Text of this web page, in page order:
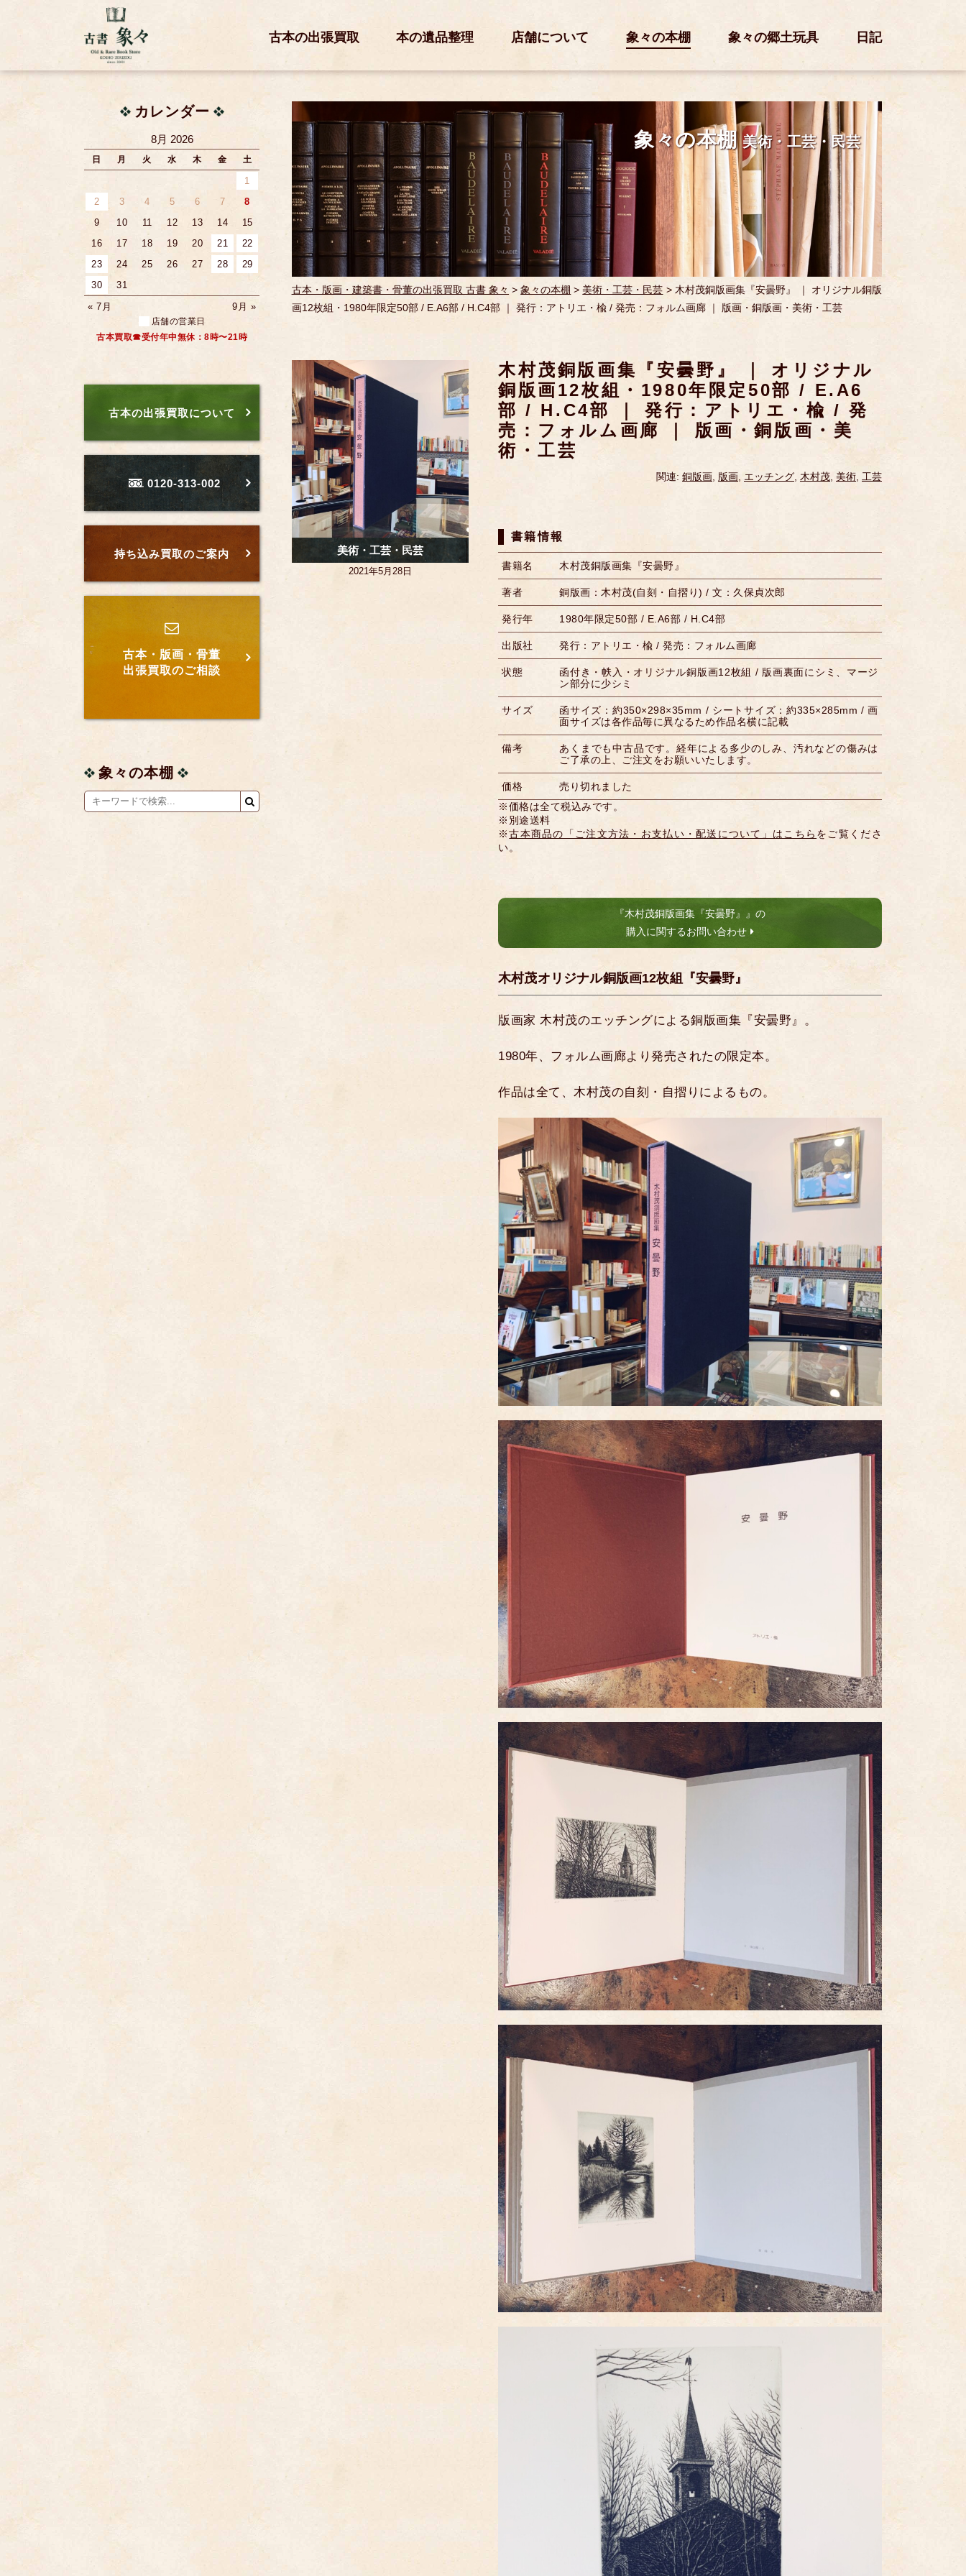
古本の出張買取 本の遺品整理 店舗について 象々の本棚 象々の郷土玩具 日記
象々の本棚美術・工芸・民芸
古本・版画・建築書・骨董の出張買取 古書 象々 >象々の本棚 >美術・工芸・民芸 > 木村茂銅版画集『安曇野』 ｜ オリジナル銅版
画12枚組・1980年限定50部 / E.A6部 / H.C4部 ｜ 発行：アトリエ・楡 / 発売：フォルム画廊 ｜ 版画・銅版画・美術・工芸
木村茂銅版画集『安曇野』 ｜ オリジナル
銅版画12枚組・1980年限定50部 / E.A6
部 / H.C4部 ｜ 発行：アトリエ・楡 / 発
売：フォルム画廊 ｜ 版画・銅版画・美
術・工芸
関連: 銅版画, 版画, エッチング, 木村茂, 美術, 工芸
書籍情報
書籍名 木村茂銅版画集『安曇野』
著者 銅版画：木村茂(自刻・自摺り) / 文：久保貞次郎
発行年 1980年限定50部 / E.A6部 / H.C4部
出版社 発行：アトリエ・楡 / 発売：フォルム画廊
状態
函付き・帙入・オリジナル銅版画12枚組 / 版画裏面にシミ、マージ
ン部分に少シミ
サイズ
函サイズ：約350×298×35mm / シートサイズ：約335×285mm / 画
面サイズは各作品毎に異なるため作品名横に記載
備考
あくまでも中古品です。経年による多少のしみ、汚れなどの傷みは
ご了承の上、ご注文をお願いいたします。
価格
売り切れました
※価格は全て税込みです。
※別途送料
※古本商品の「ご注文方法・お支払い・配送について」はこちら をご覧くださ
い。
『木村茂銅版画集『安曇野』』の
購入に関するお問い合わせ
木村茂オリジナル銅版画12枚組『安曇野』
版画家 木村茂のエッチングによる銅版画集『安曇野』。
1980年、フォルム画廊より発売されたの限定本。
作品は全て、木村茂の自刻・自摺りによるもの。
美術・工芸・民芸
2021年5月28日
カレンダー
8月 2026
日 月 火 水 木 金 土
1
2
3 4 5 6 7
8
9
10 11 12 13 14
15
16
17 18 19 20 21
22
23
24 25 26 27 28
29
30
31
« 7月
9月 »
店舗の営業日
古本買取☎受付年中無休：8時〜21時
古本の出張買取について
0120-313-002
持ち込み買取のご案内
古本・版画・骨董
出張買取のご相談
象々の本棚